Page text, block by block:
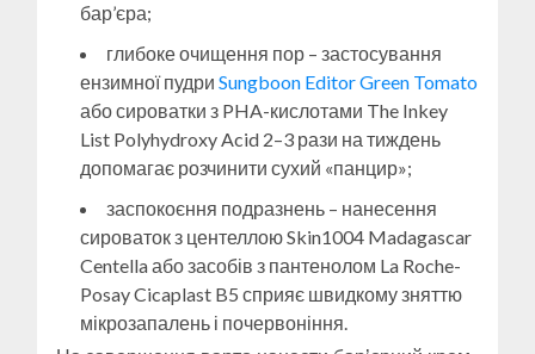
бар’єра;
глибоке очищення пор – застосування
ензимної пудриSungboon Editor Green Tomato
або сироватки з PHA-кислотами The Inkey
List Polyhydroxy Acid 2–3 рази на тиждень
допомагає розчинити сухий «панцир»;
заспокоєння подразнень – нанесення
сироваток з центеллою Skin1004 Madagascar
Centella або засобів з пантенолом La Roche-
Posay Cicaplast B5 сприяє швидкому зняттю
мікрозапалень і почервоніння.